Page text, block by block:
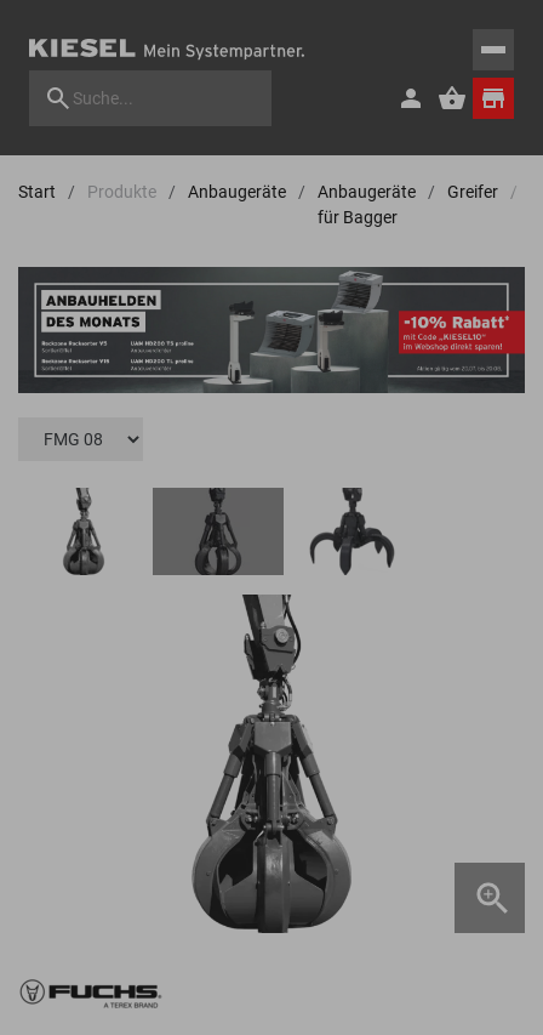
Start Produkte Anbaugeräte
Anbaugeräte
für Bagger
Greifer